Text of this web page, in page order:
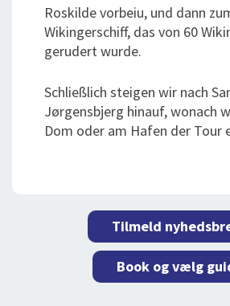
Roskilde vorbeiu, und dann
Wikingerschiff, das von 60
gerudert wurde.
Schließlich steigen wir nach
Jørgensbjerg hinauf, wonach
Dom oder am Hafen der Tour
Tilmeld
Book og vælg